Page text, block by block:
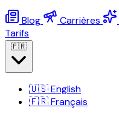
Blog Carrières
Tarifs
🇫🇷
🇺🇸English
🇫🇷Français